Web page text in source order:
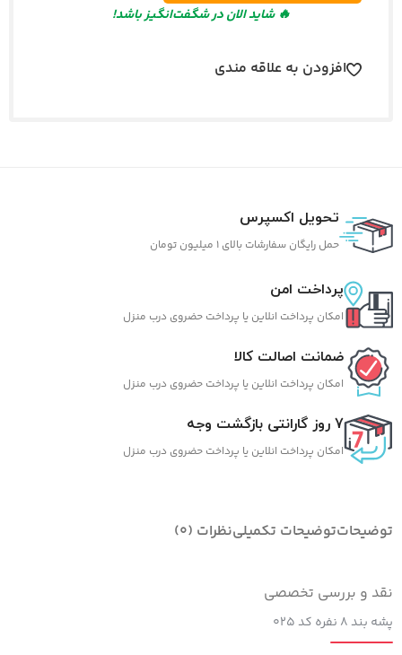
🔥 شاید الان در شگفت‌انگیز باشد!
افزودن به علاقه مندی
تحویل اکسپرس
حمل رایگان سفارشات بالای 1 میلیون تومان
پرداخت امن
امکان پرداخت انلاین یا پرداخت حضروی درب منزل
ضمانت اصالت کالا
امکان پرداخت انلاین یا پرداخت حضروی درب منزل
7 روز گارانتی بازگشت وجه
امکان پرداخت انلاین یا پرداخت حضروی درب منزل
توضیحاتتوضیحات تکمیلینظرات (0)
نقد و بررسی تخصصی
پشه بند ۸ نفره کد ۰۲۵